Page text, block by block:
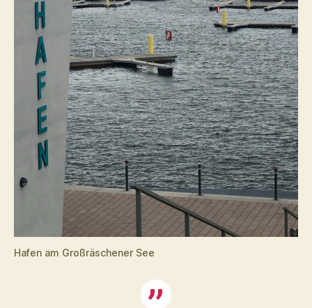
Hafen am Großräschener See